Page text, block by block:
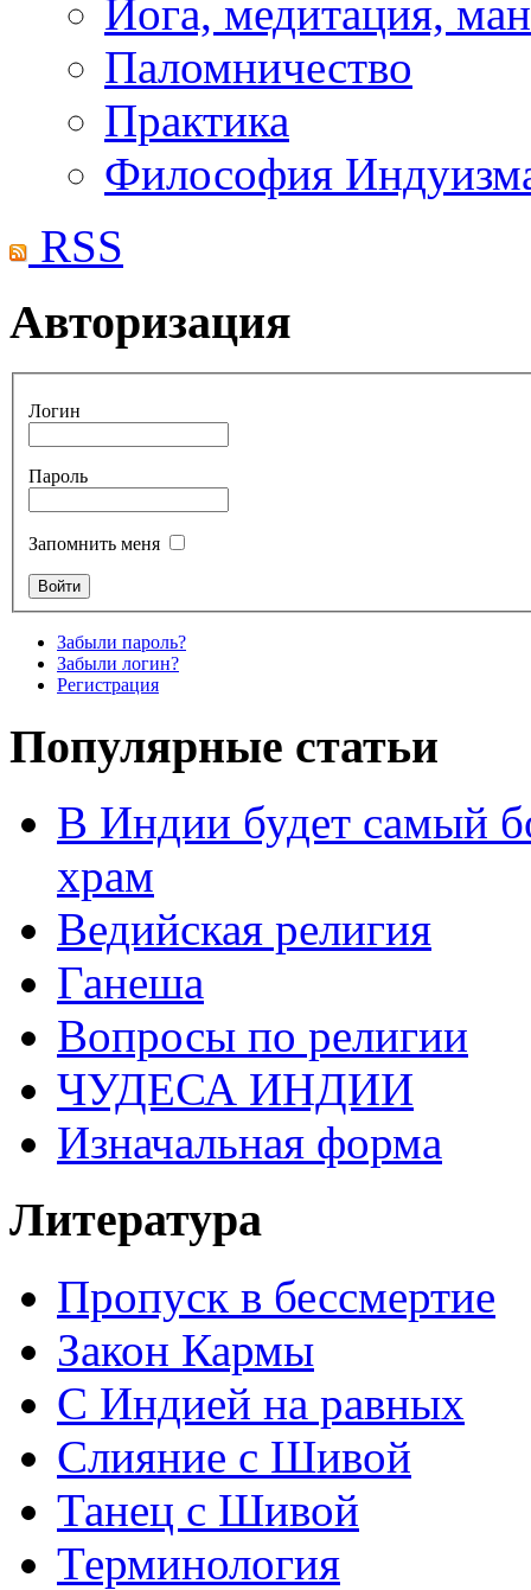
Йога, медитация,
Паломничество
Практика
Философия
RSS
Авторизация
Логин
Пароль
Запомнить меня
Забыли пароль?
Забыли логин?
Регистрация
Популярные статьи
В Индии будет самый
храм
Ведийская религия
Ганеша
Вопросы по религии
ЧУДЕСА ИНДИИ
Изначальная форма
Литература
Пропуск в бессмертие
Закон Кармы
С Индией на равных
Слияние с Шивой
Танец с Шивой
Терминология